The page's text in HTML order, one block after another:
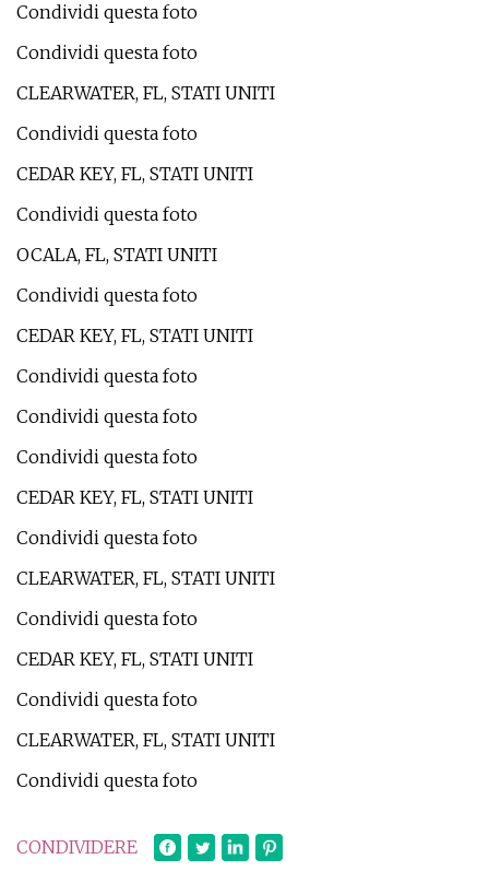
Condividi questa foto
Condividi questa foto
CLEARWATER, FL, STATI UNITI
Condividi questa foto
CEDAR KEY, FL, STATI UNITI
Condividi questa foto
OCALA, FL, STATI UNITI
Condividi questa foto
CEDAR KEY, FL, STATI UNITI
Condividi questa foto
Condividi questa foto
Condividi questa foto
CEDAR KEY, FL, STATI UNITI
Condividi questa foto
CLEARWATER, FL, STATI UNITI
Condividi questa foto
CEDAR KEY, FL, STATI UNITI
Condividi questa foto
CLEARWATER, FL, STATI UNITI
Condividi questa foto
CONDIVIDERE